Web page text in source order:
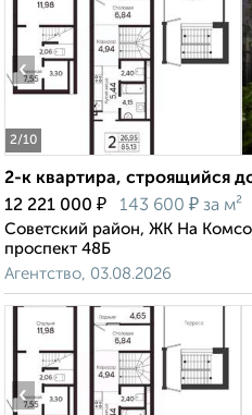
2/10
‹
2-к квартира, строящийся
12 221 000 ₽ 143 600 ₽ за м²
Советский район, ЖК На
проспект 48Б
Агентство, 03.08.2026
‹